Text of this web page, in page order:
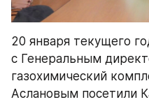
20 января текущего
с Генеральным
газохимический
Аслановым посетили